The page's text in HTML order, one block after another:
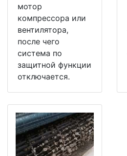
мотор
компрессора или
вентилятора,
после чего
система по
защитной функции
отключается.